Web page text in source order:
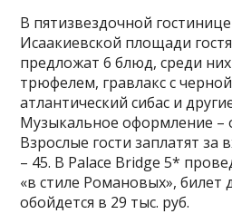
В пятизвездочной
Исаакиевской площади
предложат 6 блюд, среди
трюфелем, гравлакс с
атлантический сибас и
Музыкальное оформление –
Взрослые гости заплатят за
– 45. В Palace Bridge 5*
«в стиле Романовых», билет
обойдется в 29 тыс. руб.